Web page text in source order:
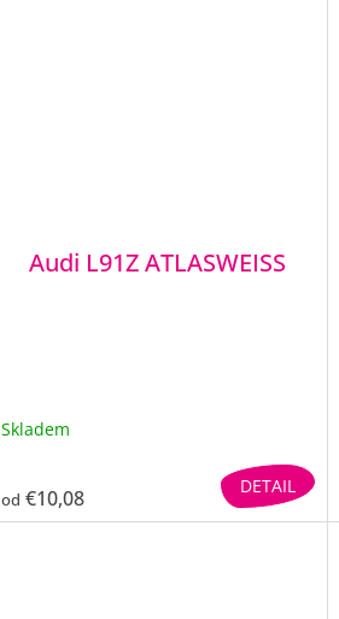
Audi L91Z ATLASWEISS
Skladem
od €10,08 DETAIL